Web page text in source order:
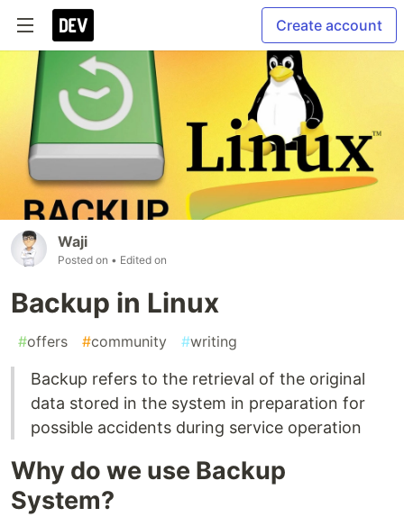
Create account
Waji
Posted on • Edited on
Backup in Linux
#offers #community #writing
Backup refers to the retrieval of the original
data stored in the system in preparation for
possible accidents during service operation
Why do we use Backup
System?